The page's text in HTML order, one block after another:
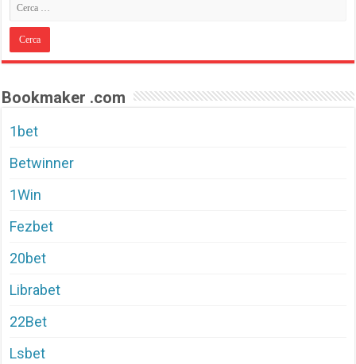
Bookmaker .com
1bet
Betwinner
1Win
Fezbet
20bet
Librabet
22Bet
Lsbet